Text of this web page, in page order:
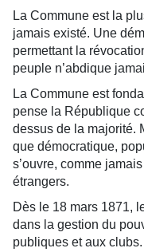
La Commune est la
jamais existé. Une
permettant la
peuple n’abdique
La Commune est
pense la République
dessus de la majorité.
que démocratique,
s’ouvre, comme
étrangers.
Dès le 18 mars 1871,
dans la gestion du
publiques et aux